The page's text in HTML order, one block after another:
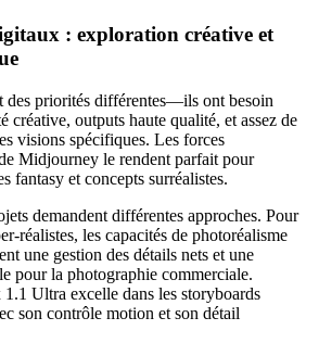
: exploration créative et
des priorités différentes—ils ont besoin
outputs haute qualité, et assez de
visions spécifiques. Les forces
Midjourney le rendent parfait pour
fantasy et concepts surréalistes.
demandent différentes approches. Pour
réalistes, les capacités de photoréalisme
une gestion des détails nets et une
pour la photographie commerciale.
Ultra excelle dans les storyboards
son contrôle motion et son détail